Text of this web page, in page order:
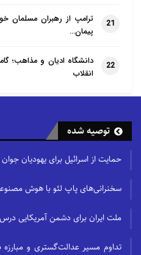
خواست اکثریت
اکثریت نادرست
مخالفت نمی‌کنند؛
اینکه به نقد رای و نظر
واهمه ندارند….» در
که حکومت‌های
برای ما به ارث
نتیجه‌گیری کرده است
فاشیسم، استالینیسم،
و سایر اشکال
«افراط‌‌گرایی» رابطه
21
ترامپ از رهبران مسلمان
پیمان…
22
دانشگاه ادیان و مذاهب؛
انقلاب
توصیه شده
حمایت از اسرائیل برای یهودیان
سخنرانی‌های پاپ لئو با هوش
ملت ایران برای دشمن آمریکایی
تداوم مسیر عدالت‌گستری و مبارزه